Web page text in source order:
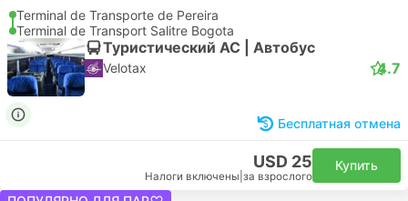
Terminal de Transporte de Pereira
Terminal de Transport Salitre Bogota
Туристический AC | Автобус
Velotax 4.7
Бесплатная отмена
USD 25
Налоги включены за взрослого
Купить